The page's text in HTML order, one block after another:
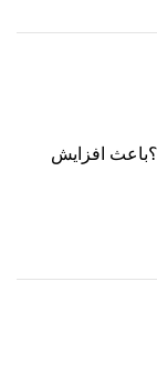
افزایش